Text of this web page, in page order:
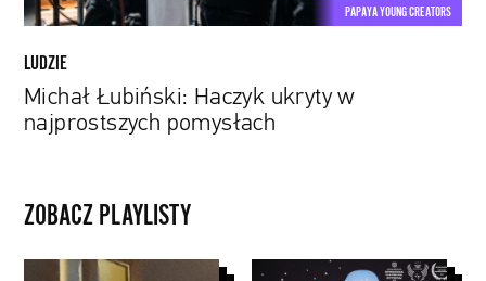
PAPAYA YOUNG CREATORS
LUDZIE
Michał Łubiński: Haczyk ukryty w
najprostszych pomysłach
ZOBACZ PLAYLISTY
Original
Animacje